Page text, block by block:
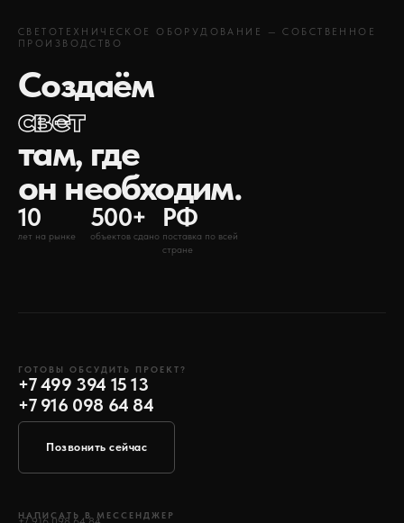
СВЕТОТЕХНИЧЕСКОЕ ОБОРУДОВАНИЕ — СОБСТВЕННОЕ
ПРОИЗВОДСТВО
Создаём
свет
там, где
он необходим.
10
лет на рынке
500+
объектов сдано
РФ
поставка по всей
стране
ГОТОВЫ ОБСУДИТЬ ПРОЕКТ?
+7 499 394 15 13
+7 916 098 64 84
Позвонить сейчас
НАПИСАТЬ В МЕССЕНДЖЕР